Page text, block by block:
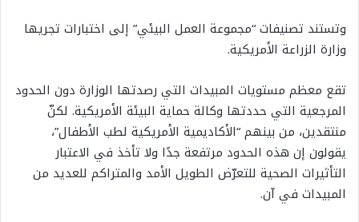
وتستند تصنيفات “مجموعة العمل البيئي” إلى اختبارات تجريها
وزارة الزراعة الأمريكية.
تقع معظم مستويات المبيدات التي رصدتها الوزارة دون الحدود
المرجعية التي حددتها وكالة حماية البيئة الأمريكية. لكنّ
منتقدين، من بينهم “الأكاديمية الأمريكية لطب الأطفال”،
يقولون إن هذه الحدود مرتفعة جدًا ولا تأخذ في الاعتبار
التأثيرات الصحية للتعرّض الطويل الأمد والمتراكم للعديد من
المبيدات في آن.